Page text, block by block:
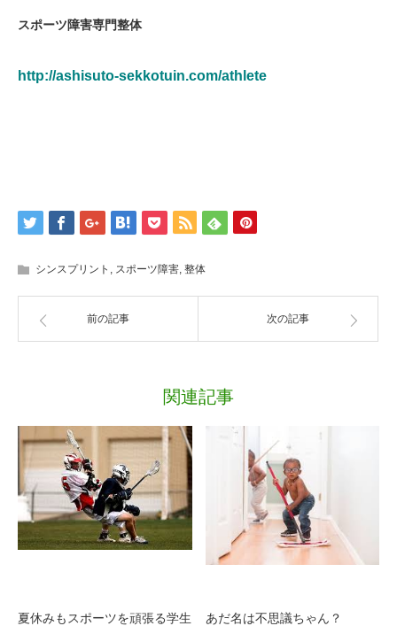
スポーツ障害専門整体
http://ashisuto-sekkotuin.com/athlete
シンスプリント , スポーツ障害, 整体
前の記事 次の記事
関連記事
夏休みもスポーツを頑張る学生
あだ名は不思議ちゃん？